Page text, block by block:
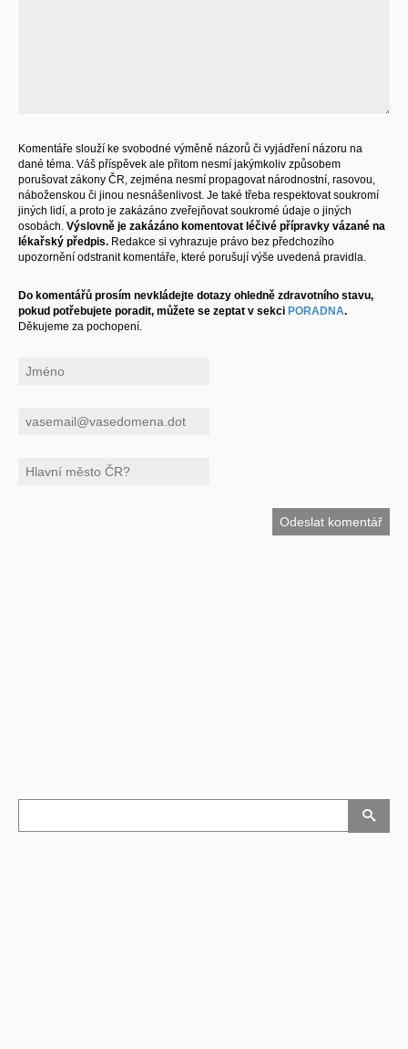
Komentáře slouží ke svobodné výměně názorů či vyjádření názoru na
dané téma. Váš příspěvek ale přitom nesmí jakýmkoliv způsobem
porušovat zákony ČR, zejména nesmí propagovat národnostní, rasovou,
náboženskou či jinou nesnášenlivost. Je také třeba respektovat soukromí
jiných lidí, a proto je zakázáno zveřejňovat soukromé údaje o jiných
osobách. Výslovně je zakázáno komentovat léčivé přípravky vázané na
lékařský předpis. Redakce si vyhrazuje právo bez předchozího
upozornění odstranit komentáře, které porušují výše uvedená pravidla.
Do komentářů prosím nevkládejte dotazy ohledně zdravotního stavu,
pokud potřebujete poradit, můžete se zeptat v sekci PORADNA.
Děkujeme za pochopení.